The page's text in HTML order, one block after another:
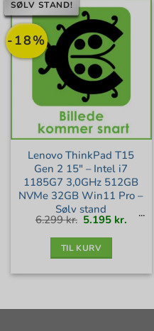
-18%
SØLV STAND!
Lenovo ThinkPad T15
Gen 2 15″ – Intel i7
1185G7 3,0GHz 512GB
NVMe 32GB Win11 Pro –
Sølv stand
6.299kr. Den
oprindelige
pris
5.195 kr. Den
TIL KURV